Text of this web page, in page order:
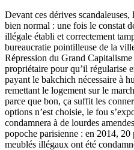
Devant ces dérives scandaleuses,
bien normal : une fois le constat
illégale établi et correctement
bureaucratie pointilleuse de la
Répression du Grand
propriétaire pour qu’il régularise
payant le bakchich nécessaire à
remettant le logement sur le
parce que bon, ça suffit les
options n’est choisie, le fou
condamnera à de lourdes
popoche parisienne : en 2014, 20
meublés illégaux ont été